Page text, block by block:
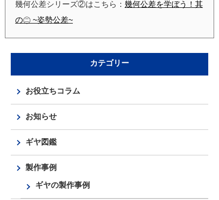
幾何公差シリーズ②はこちら： 幾何公差を学ぼう！其
の㊁ ~姿勢公差~
カテゴリー
お役立ちコラム
お知らせ
ギヤ図鑑
製作事例
ギヤの製作事例